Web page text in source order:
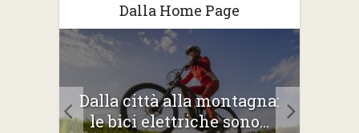
Dalla Home Page
Dalla città alla montagna:
le bici elettriche sono...